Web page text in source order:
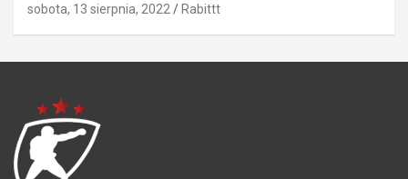
sobota, 13 sierpnia, 2022 Rabittt